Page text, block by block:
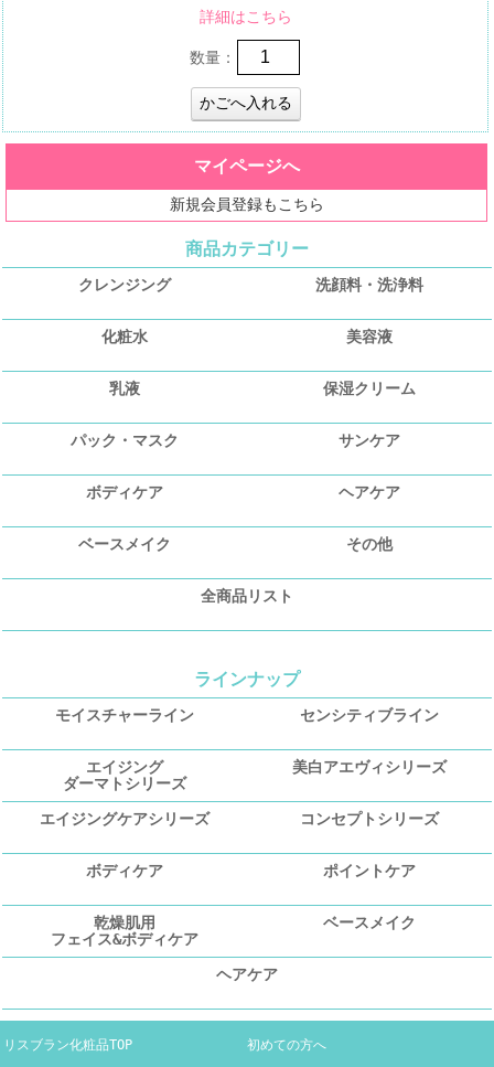
詳細はこちら
数量：
マイページへ
新規会員登録もこちら
商品カテゴリー
クレンジング 洗顔料・洗浄料
化粧水 美容液
乳液 保湿クリーム
パック・マスク サンケア
ボディケア ヘアケア
ベースメイク その他
全商品リスト
ラインナップ
モイスチャーライン センシティブライン
エイジング
ダーマトシリーズ
美白アエヴィシリーズ
エイジングケアシリーズ コンセプトシリーズ
ボディケア ポイントケア
乾燥肌用
フェイス&ボディケア
ベースメイク
ヘアケア
リスブラン化粧品TOP 初めての方へ